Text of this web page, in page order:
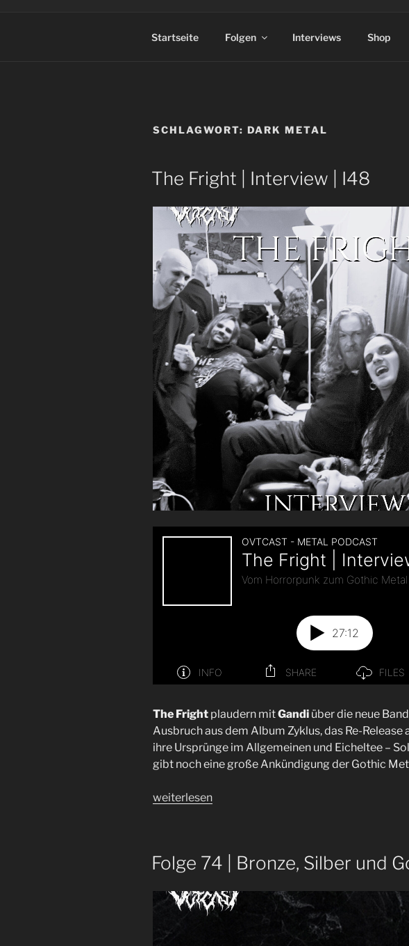
Startseite Folgen Interviews Shop
SCHLAGWORT: DARK METAL
The Fright | Interview | I48
The Fright plaudern mitGandi über die neue
Ausbruch aus dem Album Zyklus, das Re-Release
ihre Ursprünge im Allgemeinen und Eicheltee –
gibt noch eine große Ankündigung der Gothic
„The
|
weiterlesen
Folge 74 | Bronze, Silber und